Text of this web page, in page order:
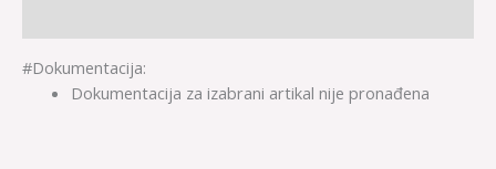
#Dokumentacija:
Dokumentacija za izabrani artikal nije pronađena